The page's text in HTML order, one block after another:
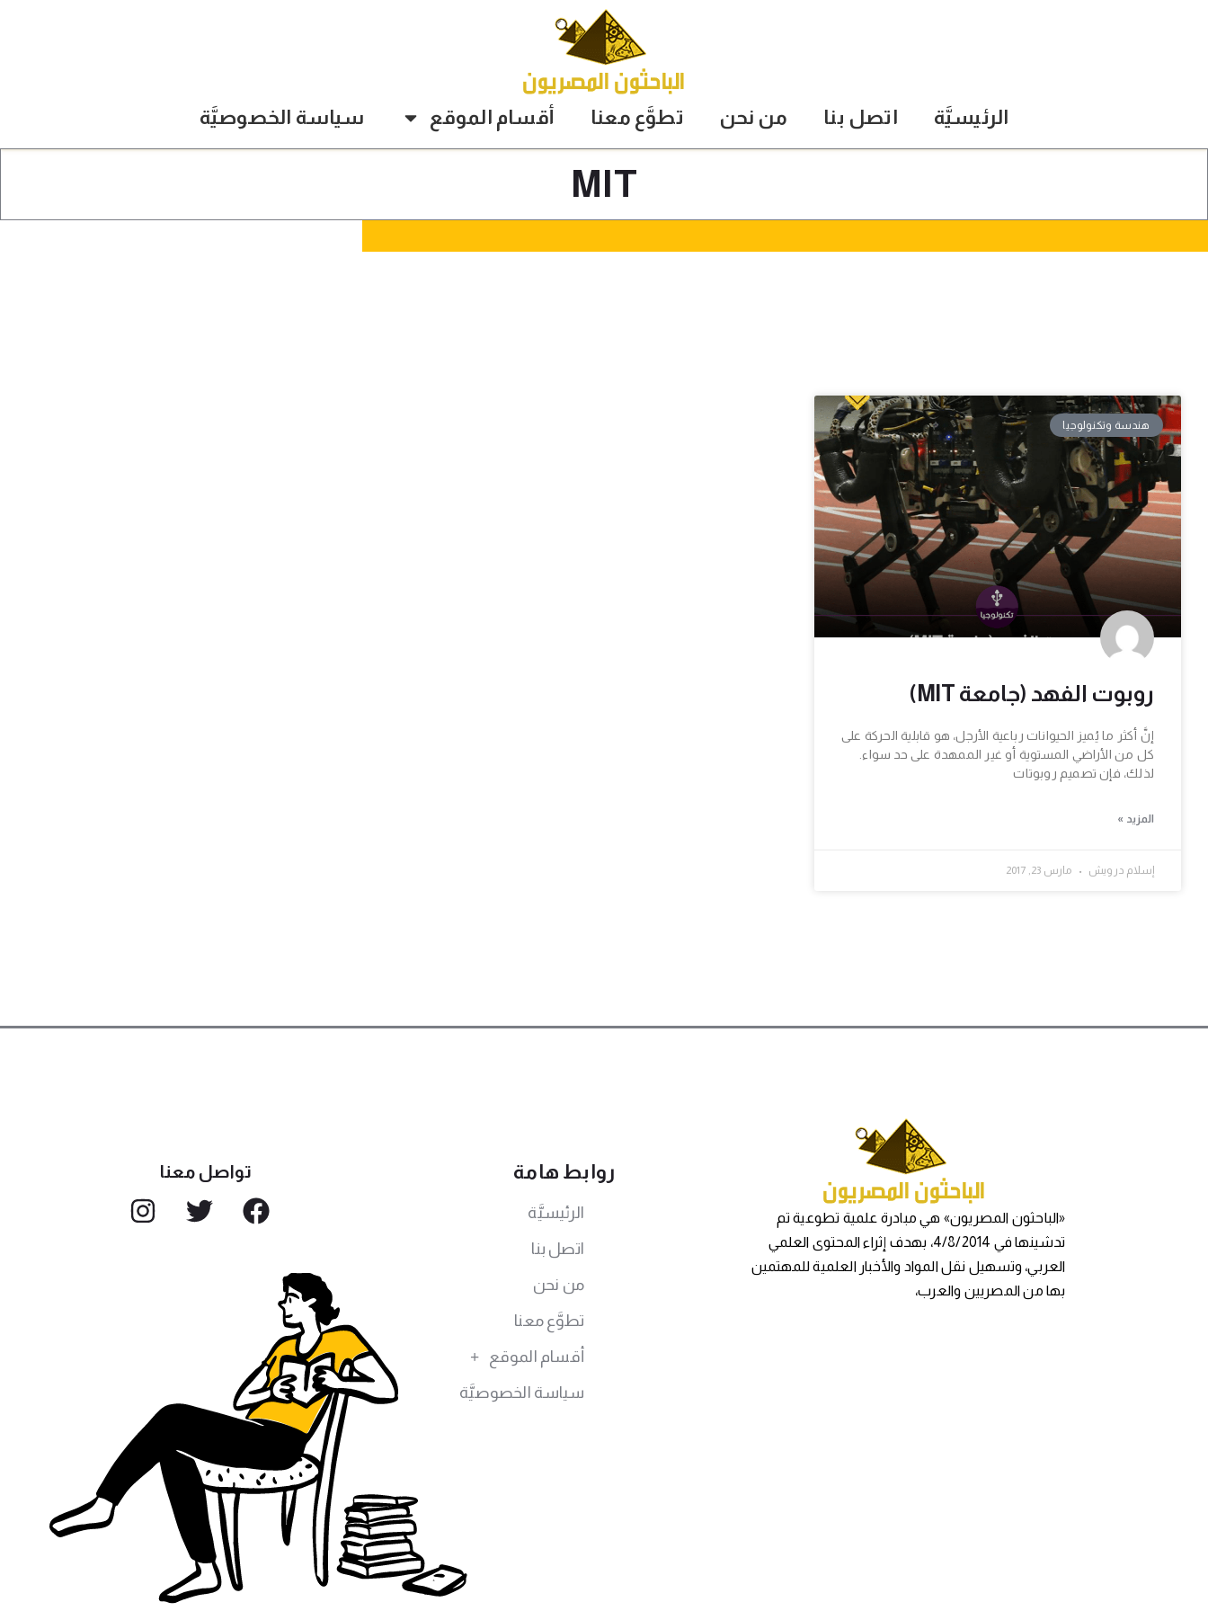
الرئيسيَّة اتصل بنا من نحن تطوَّع معنا أقسام الموقع سياسة الخصوصيَّة
MIT
هندسة وتكنولوجيا
روبوت الفهد (جامعة MIT)
إنَّ أكثر ما يُميز الحيوانات رباعية الأرجل، هو قابلية الحركة على
كل من الأراضي المستوية أو غير الممهدة على حد سواء.
لذلك، فإن تصميم روبوتات
المزيد »
إسلام درويش مارس 23, 2017
«الباحثون المصريون» هي مبادرة علمية تطوعية تم
تدشينها في 4/8/2014، بهدف إثراء المحتوى العلمي
العربي، وتسهيل نقل المواد والأخبار العلمية للمهتمين
بها من المصريين والعرب،
روابط هامة
الرئيسيَّة
اتصل بنا
من نحن
تطوَّع معنا
أقسام الموقع
سياسة الخصوصيَّة
تواصل معنا